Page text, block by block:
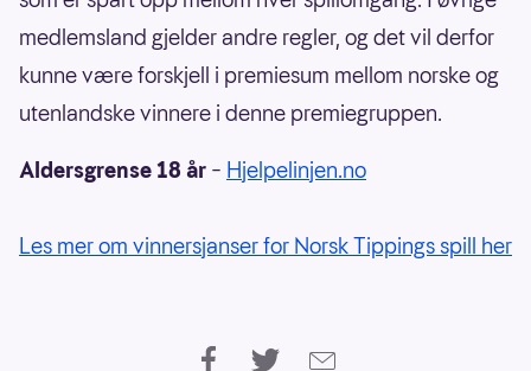
medlemsland gjelder andre regler, og det vil derfor
kunne være forskjell i premiesum mellom norske og
utenlandske vinnere i denne premiegruppen.
Aldersgrense 18 år – Hjelpelinjen.no
Les mer om vinnersjanser for Norsk Tippings spill her